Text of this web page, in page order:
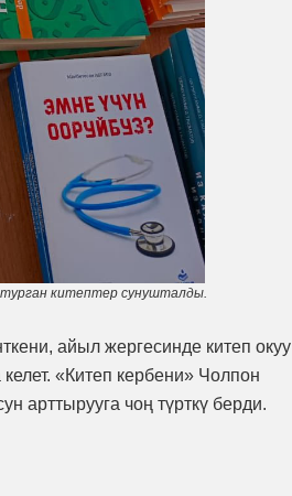
китептер сунушталды.
айыл жергесинде китеп окуу
«Китеп кербени» Чолпон
арттырууга чоң түрткү берди.